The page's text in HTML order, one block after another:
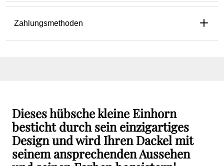
Zahlungsmethoden
Dieses hübsche kleine Einhorn
besticht durch sein einzigartiges
Design und wird Ihren Dackel mit
seinem ansprechenden Aussehen